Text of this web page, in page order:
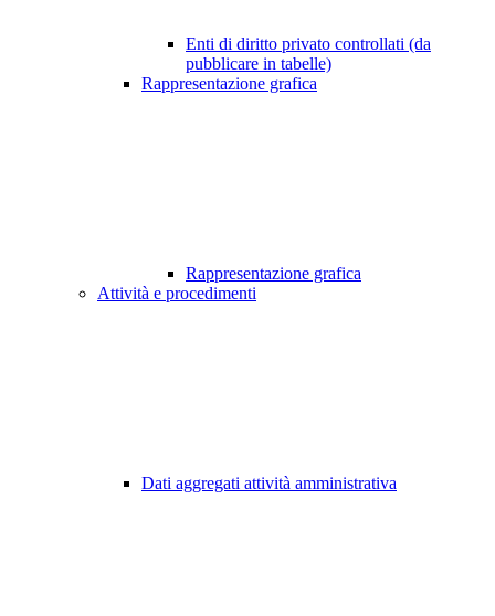
Enti di diritto privato controllati (da
pubblicare in tabelle)
Rappresentazione grafica
Rappresentazione grafica
Attività e procedimenti
Dati aggregati attività amministrativa